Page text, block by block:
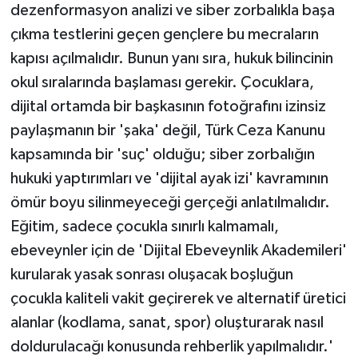
dezenformasyon analizi ve siber zorbalıkla başa
çıkma testlerini geçen gençlere bu mecraların
kapısı açılmalıdır. Bunun yanı sıra, hukuk bilincinin
okul sıralarında başlaması gerekir. Çocuklara,
dijital ortamda bir başkasının fotoğrafını izinsiz
paylaşmanın bir 'şaka' değil, Türk Ceza Kanunu
kapsamında bir 'suç' olduğu; siber zorbalığın
hukuki yaptırımları ve 'dijital ayak izi' kavramının
ömür boyu silinmeyeceği gerçeği anlatılmalıdır.
Eğitim, sadece çocukla sınırlı kalmamalı,
ebeveynler için de 'Dijital Ebeveynlik Akademileri'
kurularak yasak sonrası oluşacak boşluğun
çocukla kaliteli vakit geçirerek ve alternatif üretici
alanlar (kodlama, sanat, spor) oluşturarak nasıl
doldurulacağı konusunda rehberlik yapılmalıdır.'